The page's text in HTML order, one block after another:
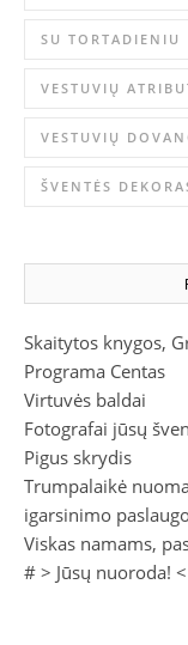
SU TORTADIENIU
VESTUVIŲ
VESTUVIŲ
ŠVENTĖS
Skaitytos knygos,
Programa Centas
Virtuvės baldai
Fotografai jūsų
Pigus skrydis
Trumpalaikė nuoma
igarsinimo
Viskas namams,
# > Jūsų nuoroda!